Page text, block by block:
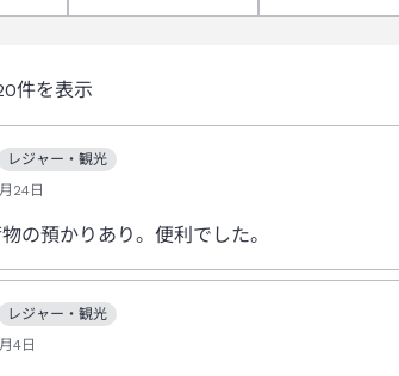
件を表示
レジャー・観光
24日
の預かりあり。便利でした。
レジャー・観光
4日